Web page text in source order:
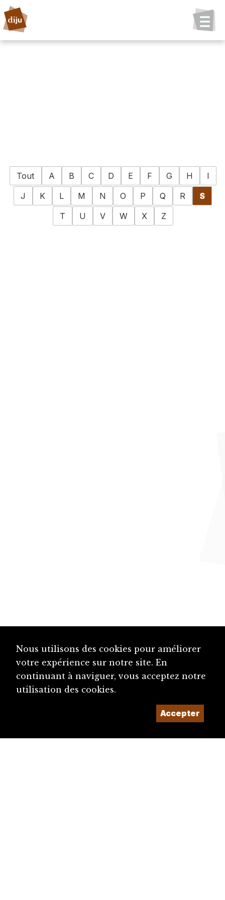
Tout A B C D E F G H
I
J
K L M N O P Q R
S
T
U V W X Z
Nous utilisons des cookies pour améliorer
votre expérience sur notre site. En
continuant à naviguer, vous acceptez notre
utilisation des cookies.
Accepter